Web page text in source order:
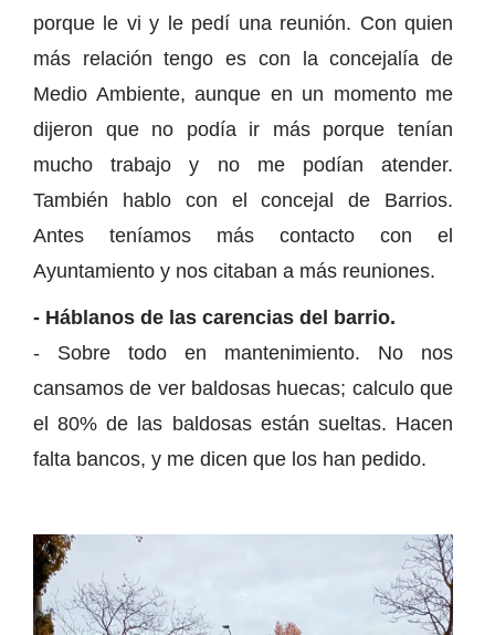
porque le vi y le pedí una reunión. Con quien
más relación tengo es con la concejalía de
Medio Ambiente, aunque en un momento me
dijeron que no podía ir más porque tenían
mucho trabajo y no me podían atender.
También hablo con el concejal de Barrios.
Antes teníamos más contacto con el
Ayuntamiento y nos citaban a más reuniones.
- Háblanos de las carencias del barrio.
- Sobre todo en mantenimiento. No nos
cansamos de ver baldosas huecas; calculo que
el 80% de las baldosas están sueltas. Hacen
falta bancos, y me dicen que los han pedido.